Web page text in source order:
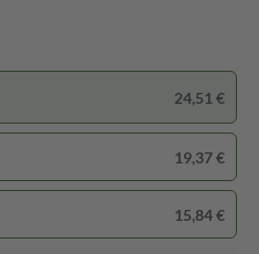
24,51 €
19,37 €
15,84 €